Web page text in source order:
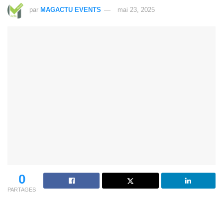
par MAGACTU EVENTS mai 23, 2025
0
PARTAGES